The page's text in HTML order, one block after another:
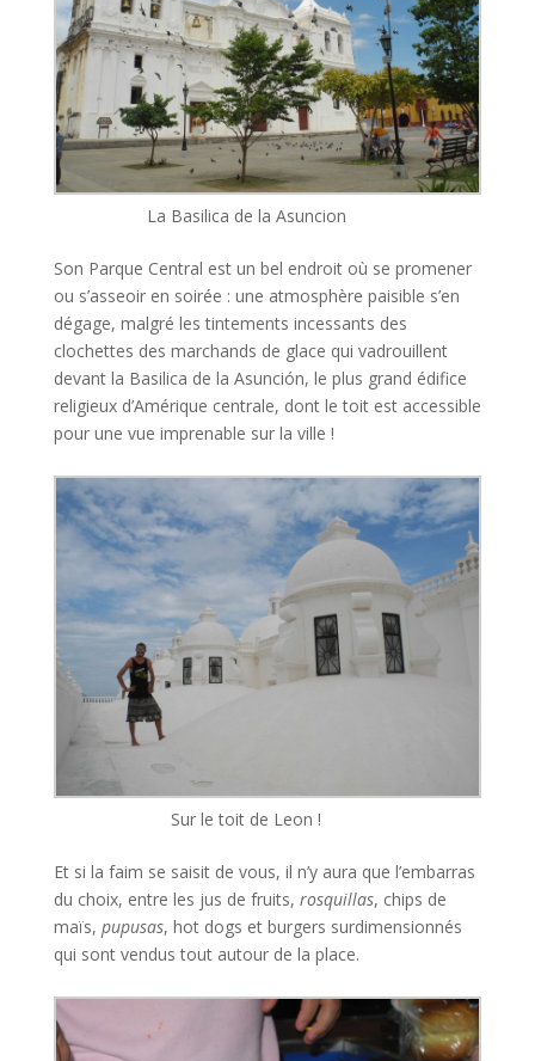
La Basilica de la Asuncion
Son Parque Central est un bel endroit où se promener
ou s’asseoir en soirée : une atmosphère paisible s’en
dégage, malgré les tintements incessants des
clochettes des marchands de glace qui vadrouillent
devant la Basilica de la Asunción, le plus grand édifice
religieux d’Amérique centrale, dont le toit est accessible
pour une vue imprenable sur la ville !
Sur le toit de Leon !
Et si la faim se saisit de vous, il n’y aura que l’embarras
du choix, entre les jus de fruits, rosquillas, chips de
maïs, pupusas, hot dogs et burgers surdimensionnés
qui sont vendus tout autour de la place.